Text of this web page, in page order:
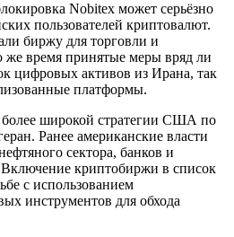
Nobitex может серьёзно
пользователей криптовалют.
биржу для торговли и
же время принятые меры вряд ли
цифровых активов из Ирана, так
платформы.
более широкой стратегии США по
Ранее американские власти
сектора, банков и
криптобиржи в список
с использованием
инструментов для обхода